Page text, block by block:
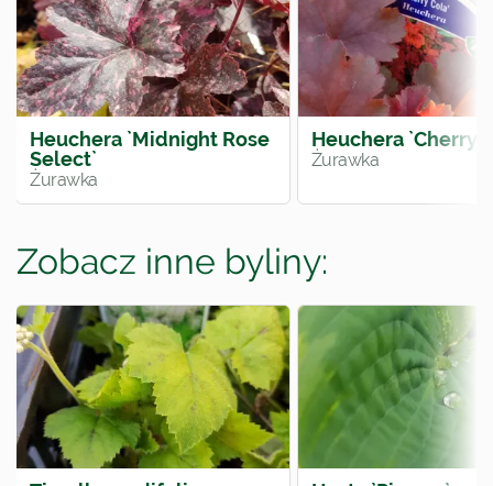
Heuchera `Midnight Rose
Select`
Żurawka
Heuchera `Cherry
Żurawka
Zobacz inne byliny: